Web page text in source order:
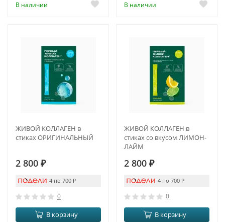
В наличии В наличии
ЖИВОЙ КОЛЛАГЕН в
стиках ОРИГИНАЛЬНЫЙ
2 800 ₽
4 по 700 ₽
0
В корзину
ЖИВОЙ КОЛЛАГЕН в
стиках со вкусом ЛИМОН-
ЛАЙМ
2 800 ₽
4 по 700 ₽
0
В корзину